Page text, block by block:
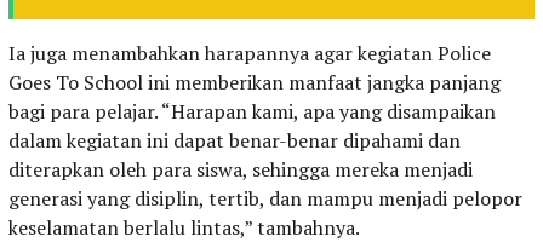
Ia juga menambahkan harapannya agar kegiatan Police
Goes To School ini memberikan manfaat jangka panjang
bagi para pelajar. “Harapan kami, apa yang disampaikan
dalam kegiatan ini dapat benar-benar dipahami dan
diterapkan oleh para siswa, sehingga mereka menjadi
generasi yang disiplin, tertib, dan mampu menjadi pelopor
keselamatan berlalu lintas,” tambahnya.